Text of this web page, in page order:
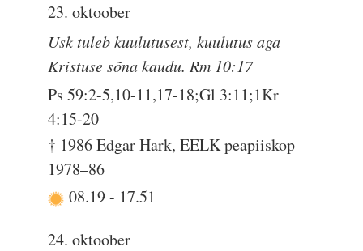
23. oktoober
Usk tuleb kuulutusest, kuulutus aga
Kristuse sõna kaudu. Rm 10:17
Ps 59:2-5,10-11,17-18;Gl 3:11;1Kr
4:15-20
† 1986 Edgar Hark, EELK peapiiskop
1978–86
08.19- 17.51
24. oktoober